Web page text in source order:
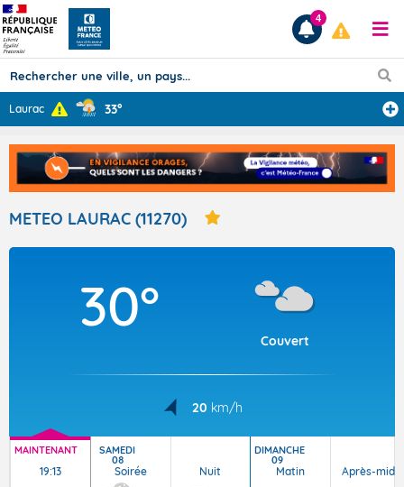
Prévisions
TOUS LES RÉSULTATS
Articles
4
Laurac 33°
METEO LAURAC (11270)
30°
Couvert
20 km/h
MAINTENANT
19:13
SAMEDI
08
Soirée Nuit
DIMANCHE
09
Matin Après-midi